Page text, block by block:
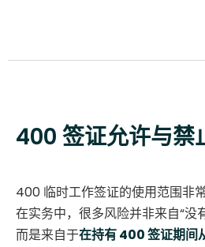
400 签证允许与禁
400 临时工作签证的使用范围非常
在实务中，很多风险并非来自“没
而是来自于在持有 400 签证期间